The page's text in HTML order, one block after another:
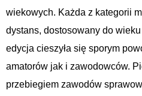
wiekowych. Każda z kategorii
dystans, dostosowany do
edycja cieszyła się sporym
amatorów jak i zawodowców.
przebiegiem zawodów